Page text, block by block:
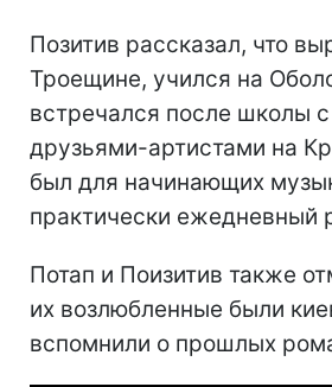
Позитив рассказал, что
Троещине, учился на
встречался после школы
друзьями-артистами на
был для начинающих
практически ежедневный
Потап и Поизитив также
их возлюбленные были
вспомнили о прошлых